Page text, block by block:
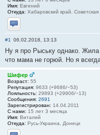
Имя: Евгений
Откуда: Хабаровский край. Советская
Отправить личное
#1 06.02.2018, 13:13
Ну я про Рыську однако.
что мама не горюй. Но я
Шифер
Возраст: 55
Репутация: 9633 (+9686/−53)
Лояльность: 29893 (+29906/−13)
Сообщения: 2691
Зарегистрирован: 14.04.2011
С нами: 15 лет 3 месяца
Имя: Виталий
Откуда: Русь-Украина, Донецк